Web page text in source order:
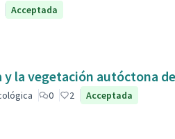
Acceptada
y la vegetación autóctona
0 2 Acceptada